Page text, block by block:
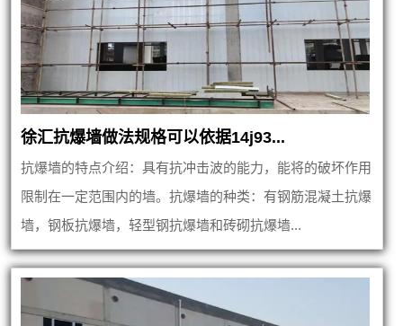
徐汇抗爆墙做法规格可以依据14j93...
抗爆墙的特点介绍：具有抗冲击波的能力，能将的破坏作用
限制在一定范围内的墙。抗爆墙的种类：有钢筋混凝土抗爆
墙，钢板抗爆墙，轻型钢抗爆墙和砖砌抗爆墙...